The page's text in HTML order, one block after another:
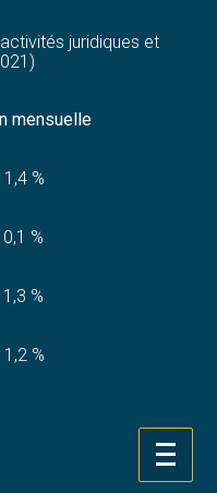
juridiques et
mensuelle
%
%
%
%